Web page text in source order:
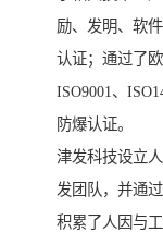
励、发明、软
认证；通过了欧
ISO9001、
防爆认证。
津发科技设立
发团队，并通
积累了人因与